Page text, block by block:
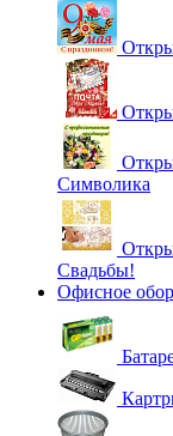
Символика
Свадьбы!
Офисное